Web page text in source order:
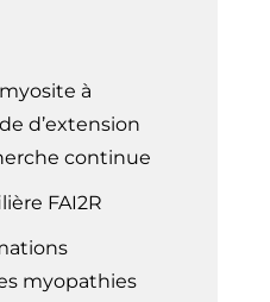
à
d’extension
continue
FAI2R
myopathies